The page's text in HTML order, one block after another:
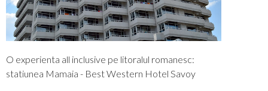
O experienta all inclusive pe litoralul romanesc:
statiunea Mamaia - Best Western Hotel Savoy